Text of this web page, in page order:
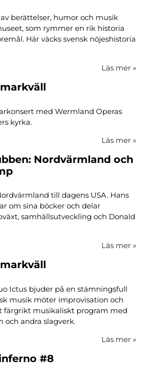
berättelser, humor och musik
som rymmer en rik historia
Här väcks svensk nöjeshistoria
Läs mer »
med Wermland Operas
kyrka.
Läs mer »
Nordvärmland och
till dagens USA. Hans
om sina böcker och delar
samhällsutveckling och Donald
Läs mer »
Ictus bjuder på en stämningsfull
musik möter improvisation och
färgrikt musikaliskt program med
och andra slagverk.
Läs mer »
#8